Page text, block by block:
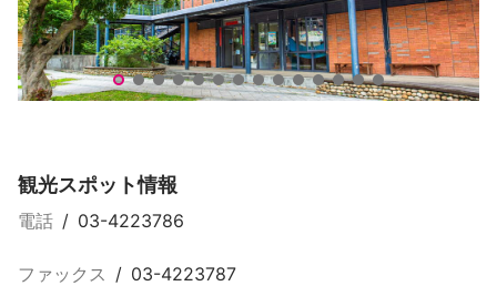
観光スポット情報
電話 / 03-4223786
ファックス / 03-4223787